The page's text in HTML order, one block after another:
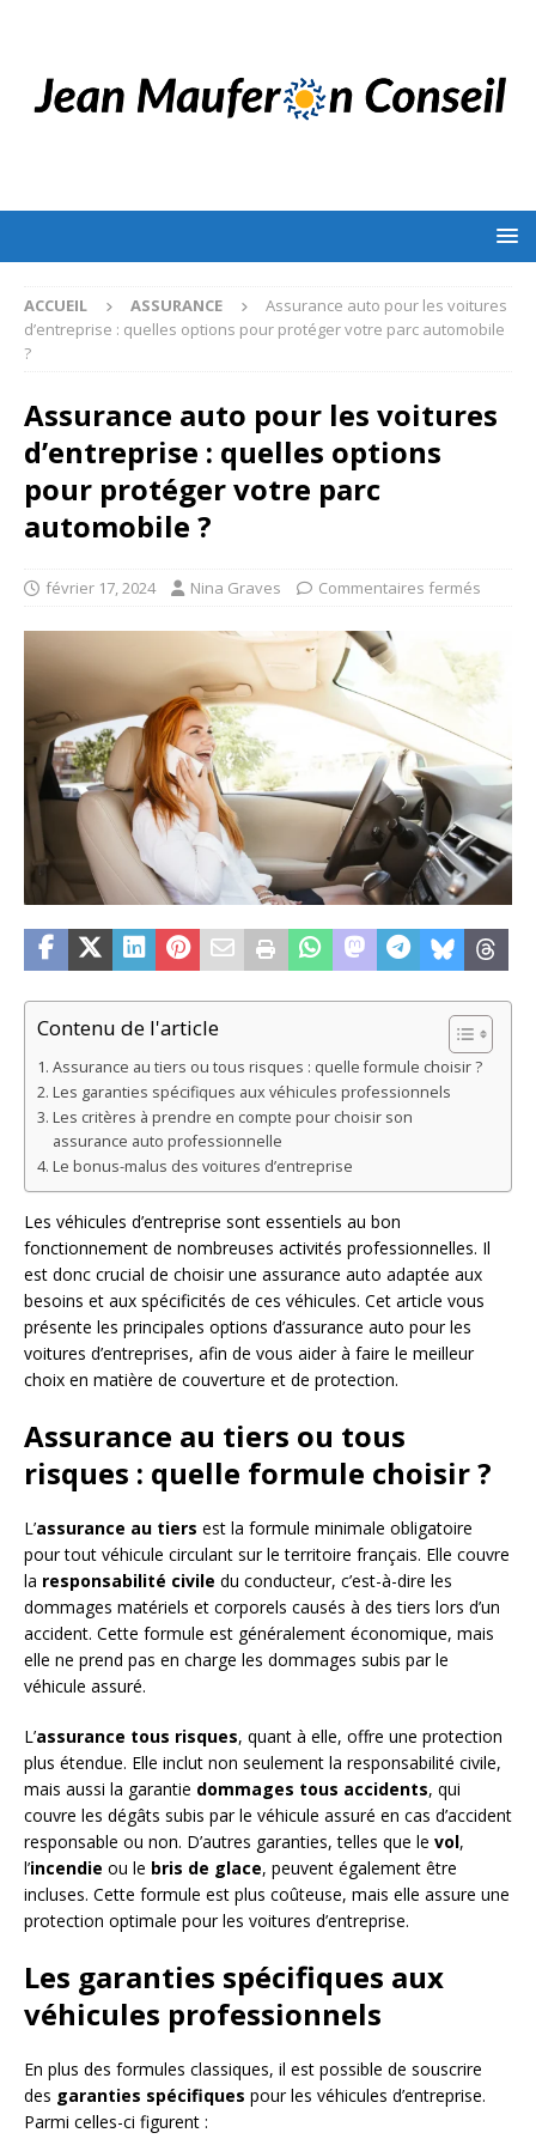
ACCUEIL ASSURANCE
Assurance auto pour les voitures
d’entreprise : quelles options pour protéger votre parc automobile
?
Assurance auto pour les voitures
d’entreprise : quelles options
pour protéger votre parc
automobile ?
février 17, 2024 Nina Graves Commentaires fermés
Contenu de l'article
Assurance au tiers ou tous risques : quelle formule choisir ?
Les garanties spécifiques aux véhicules professionnels
Les critères à prendre en compte pour choisir son
assurance auto professionnelle
Le bonus-malus des voitures d’entreprise
Les véhicules d’entreprise sont essentiels au bon
fonctionnement de nombreuses activités professionnelles. Il
est donc crucial de choisir une assurance auto adaptée aux
besoins et aux spécificités de ces véhicules. Cet article vous
présente les principales options d’assurance auto pour les
voitures d’entreprises, afin de vous aider à faire le meilleur
choix en matière de couverture et de protection.
Assurance au tiers ou tous
risques : quelle formule choisir ?
L’assurance au tiers est la formule minimale obligatoire
pour tout véhicule circulant sur le territoire français. Elle couvre
la responsabilité civile du conducteur, c’est-à-dire les
dommages matériels et corporels causés à des tiers lors d’un
accident. Cette formule est généralement économique, mais
elle ne prend pas en charge les dommages subis par le
véhicule assuré.
L’assurance tous risques, quant à elle, offre une protection
plus étendue. Elle inclut non seulement la responsabilité civile,
mais aussi la garantie dommages tous accidents, qui
couvre les dégâts subis par le véhicule assuré en cas d’accident
responsable ou non. D’autres garanties, telles que le vol,
l’incendie ou le bris de glace, peuvent également être
incluses. Cette formule est plus coûteuse, mais elle assure une
protection optimale pour les voitures d’entreprise.
Les garanties spécifiques aux
véhicules professionnels
En plus des formules classiques, il est possible de souscrire
des garanties spécifiques pour les véhicules d’entreprise.
Parmi celles-ci figurent :